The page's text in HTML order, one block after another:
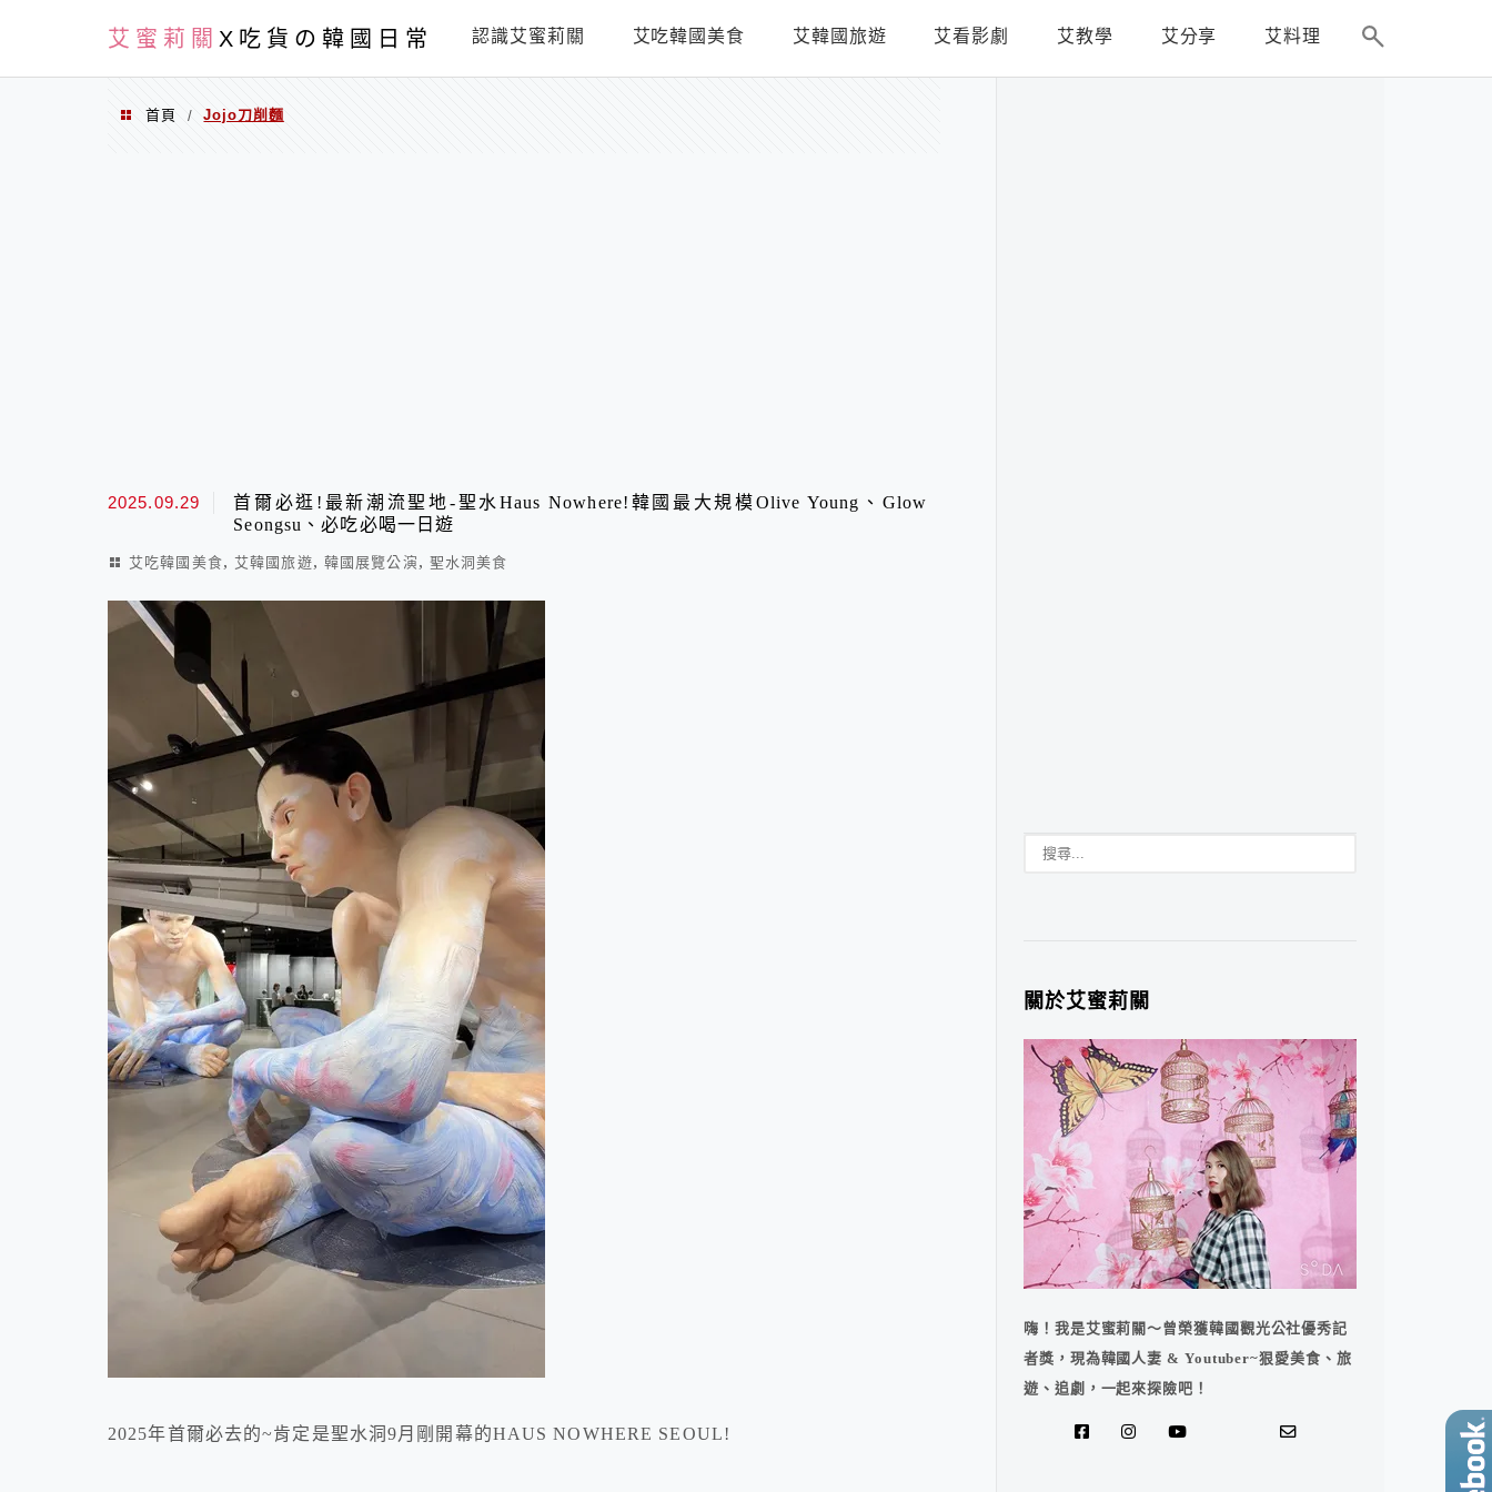
艾蜜莉關 X吃貨の韓國日常 認識艾蜜莉關 艾吃韓國美食 艾韓國旅遊 艾看影劇 艾教學 艾分享 艾料理
首頁 / Jojo刀削麵
2025.09.29
首爾必逛!最新潮流聖地-聖水Haus Nowhere!韓國最大規模Olive Young、Glow
Seongsu、必吃必喝一日遊
艾吃韓國美食,艾韓國旅遊, 韓國展覽公演 , 聖水洞美食
2025年首爾必去的~肯定是聖水洞9月剛開幕的HAUS NOWHERE SEOUL!
關於艾蜜莉關
嗨！我是艾蜜莉關～曾榮獲韓國觀光公社優秀記
者獎，現為韓國人妻 & Youtuber~狠愛美食、旅
遊、追劇，一起來探險吧！